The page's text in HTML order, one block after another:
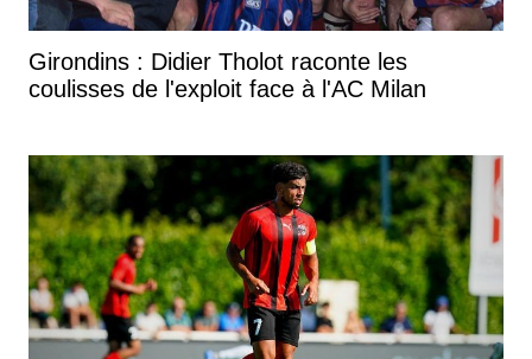
Girondins : Didier Tholot raconte les
coulisses de l'exploit face à l'AC Milan